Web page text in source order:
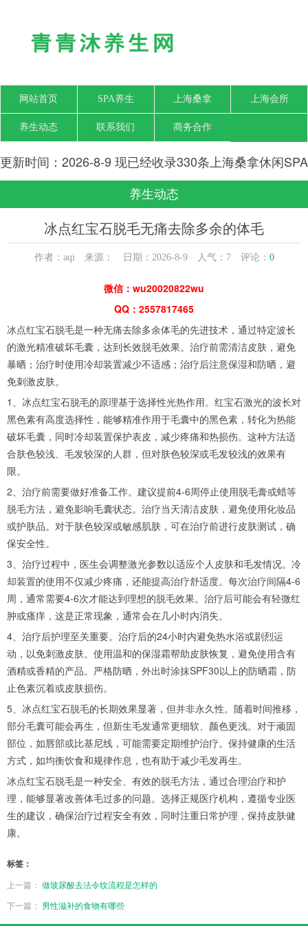
网站首页 SPA养生 上海桑拿 上海会所
养生动态 联系我们 商务合作
更新时间：2026-8-9 现已经收录330条上海桑拿休闲SPA
会所-上海青青沐养生网信息
养生动态
冰点红宝石脱毛无痛去除多余的体毛
作者：aqi 来源： 日期：2026-8-9 人气： 7评论： 0
微信：wu20020822wu
QQ：2557817465
冰点红宝石脱毛是一种无痛去除多余体毛的先进技术，通过特定波长
的激光精准破坏毛囊，达到长效脱毛效果。治疗前需清洁皮肤，避免
暴晒；治疗时使用冷却装置减少不适感；治疗后注意保湿和防晒，避
免刺激皮肤。
1、冰点红宝石脱毛的原理基于选择性光热作用。红宝石激光的波长对
黑色素有高度选择性，能够精准作用于毛囊中的黑色素，转化为热能
破坏毛囊，同时冷却装置保护表皮，减少疼痛和热损伤。这种方法适
合肤色较浅、毛发较深的人群，但对肤色较深或毛发较浅的效果有
限。
2、治疗前需要做好准备工作。建议提前4-6周停止使用脱毛膏或蜡等
脱毛方法，避免影响毛囊状态。治疗当天清洁皮肤，避免使用化妆品
或护肤品。对于肤色较深或敏感肌肤，可在治疗前进行皮肤测试，确
保安全性。
3、治疗过程中，医生会调整激光参数以适应个人皮肤和毛发情况。冷
却装置的使用不仅减少疼痛，还能提高治疗舒适度。每次治疗间隔4-6
周，通常需要4-6次才能达到理想的脱毛效果。治疗后可能会有轻微红
肿或瘙痒，这是正常现象，通常会在几小时内消失。
4、治疗后护理至关重要。治疗后的24小时内避免热水浴或剧烈运
动，以免刺激皮肤。使用温和的保湿霜帮助皮肤恢复，避免使用含有
酒精或香精的产品。严格防晒，外出时涂抹SPF30以上的防晒霜，防
止色素沉着或皮肤损伤。
5、冰点红宝石脱毛的长期效果显著，但并非永久性。随着时间推移，
部分毛囊可能会再生，但新生毛发通常更细软、颜色更浅。对于顽固
部位，如唇部或比基尼线，可能需要定期维护治疗。保持健康的生活
方式，如均衡饮食和规律作息，也有助于减少毛发再生。
冰点红宝石脱毛是一种安全、有效的脱毛方法，通过合理治疗和护
理，能够显著改善体毛过多的问题。选择正规医疗机构，遵循专业医
生的建议，确保治疗过程安全有效，同时注重日常护理，保持皮肤健
康。
标签：
上一篇： 做玻尿酸去法令纹流程是怎样的
下一篇： 男性滋补的食物有哪些